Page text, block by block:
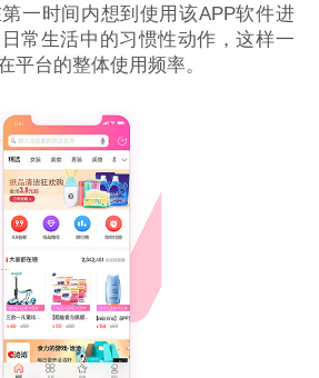
一时间内想到使用该APP软件进
常生活中的习惯性动作，这样一
平台的整体使用频率。